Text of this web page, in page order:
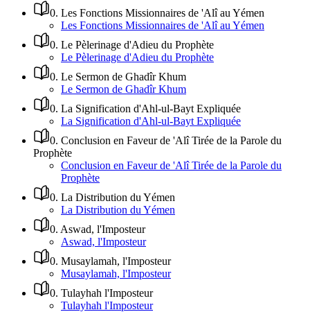
0. Les Fonctions Missionnaires de 'Alî au Yémen
Les Fonctions Missionnaires de 'Alî au Yémen
0. Le Pèlerinage d'Adieu du Prophète
Le Pèlerinage d'Adieu du Prophète
0. Le Sermon de Ghadîr Khum
Le Sermon de Ghadîr Khum
0. La Signification d'Ahl-ul-Bayt Expliquée
La Signification d'Ahl-ul-Bayt Expliquée
0. Conclusion en Faveur de 'Alî Tirée de la Parole du
Prophète
Conclusion en Faveur de 'Alî Tirée de la Parole du
Prophète
0. La Distribution du Yémen
La Distribution du Yémen
0. Aswad, l'Imposteur
Aswad, l'Imposteur
0. Musaylamah, l'Imposteur
Musaylamah, l'Imposteur
0. Tulayhah l'Imposteur
Tulayhah l'Imposteur